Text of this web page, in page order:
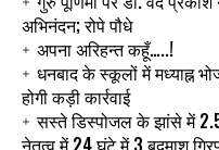
अभिनंदन; रोपे पौधे
अपना अरिहन्त कहूँ…..!
धनबाद के स्कूलों में मध्याह्न
होगी कड़ी कार्रवाई
सस्ते डिस्पोजल के झांसे में
नेतृत्व में 24 घंटे में 3 बदमाश